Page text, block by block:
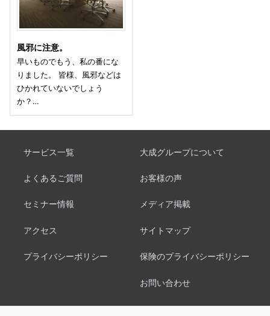
風邪に注意。
早いものでもう、私の番にな
りました。 皆様、風邪などは
ひかれていないでしょう
か？…
サービス一覧 大成グループについて
よくあるご質問 お客様の声
セミナー情報 メディア掲載
アクセス サイトマップ
プライバシーポリシー 保険のプライバシーポリシー
お問い合わせ